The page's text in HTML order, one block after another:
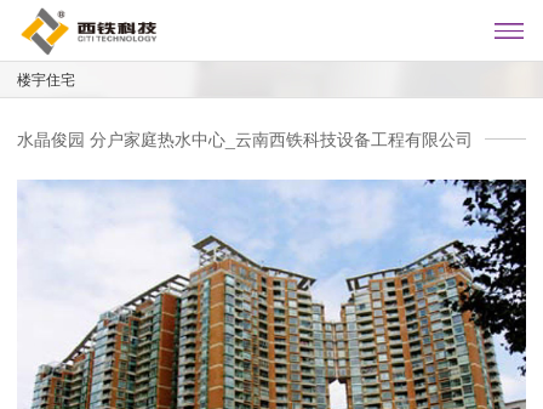
楼宇住宅
水晶俊园 分户家庭热水中心_云南西铁科技设备工程有限公司